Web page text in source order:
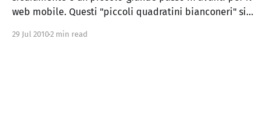
web mobile. Questi "piccoli quadratini bianconeri" si
inusuali e ovviamente lo scopo di questo articolo non è
29 Jul 20102 min read